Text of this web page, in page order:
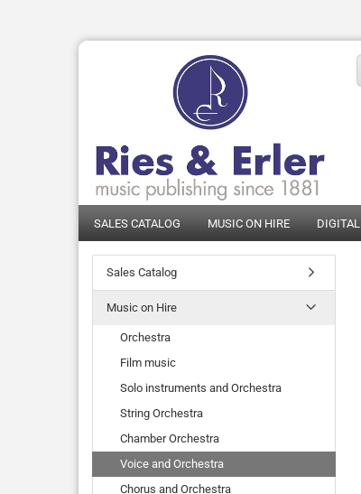
SALES CATALOG MUSIC ON HIRE
Sales Catalog
Music on Hire
Orchestra
Film music
Solo instruments and Orchestra
String Orchestra
Chamber Orchestra
Voice and Orchestra
Chorus and Orchestra